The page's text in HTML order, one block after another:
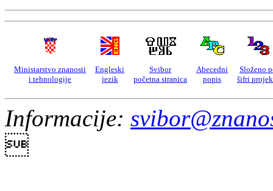
Ministarstvo znanosti
i tehnologije
Engleski
jezik
Svibor
početna stranica
Abecedni
popis
Složeno
šifri
Informacije:
